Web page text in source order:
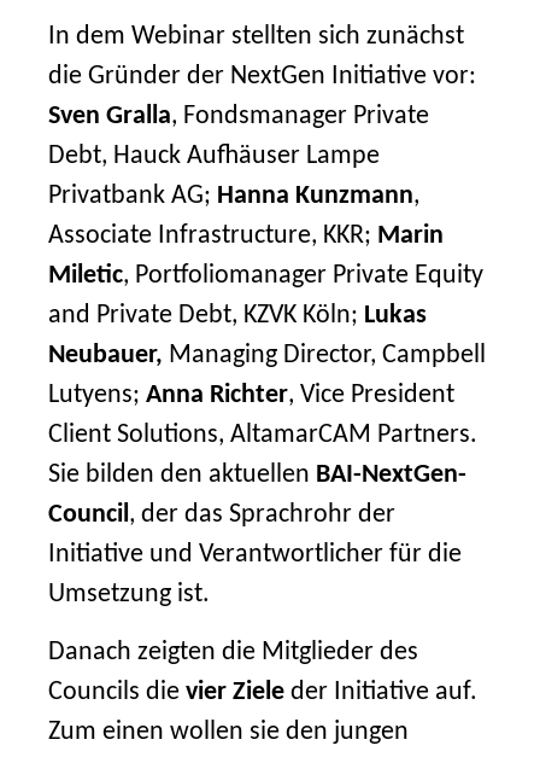
In dem Webinar stellten sich zunächst
die Gründer der NextGen Initiative vor:
Sven Gralla, Fondsmanager Private
Debt, Hauck Aufhäuser Lampe
Privatbank AG; Hanna Kunzmann,
Associate Infrastructure, KKR; Marin
Miletic, Portfoliomanager Private Equity
and Private Debt, KZVK Köln; Lukas
Neubauer, Managing Director, Campbell
Lutyens; Anna Richter, Vice President
Client Solutions, AltamarCAM Partners.
Sie bilden den aktuellen BAI-NextGen-
Council, der das Sprachrohr der
Initiative und Verantwortlicher für die
Umsetzung ist.
Danach zeigten die Mitglieder des
Councils die vier Ziele der Initiative auf.
Zum einen wollen sie den jungen